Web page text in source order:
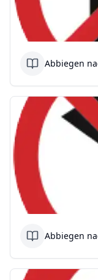
Abbiegen
Abbiegen